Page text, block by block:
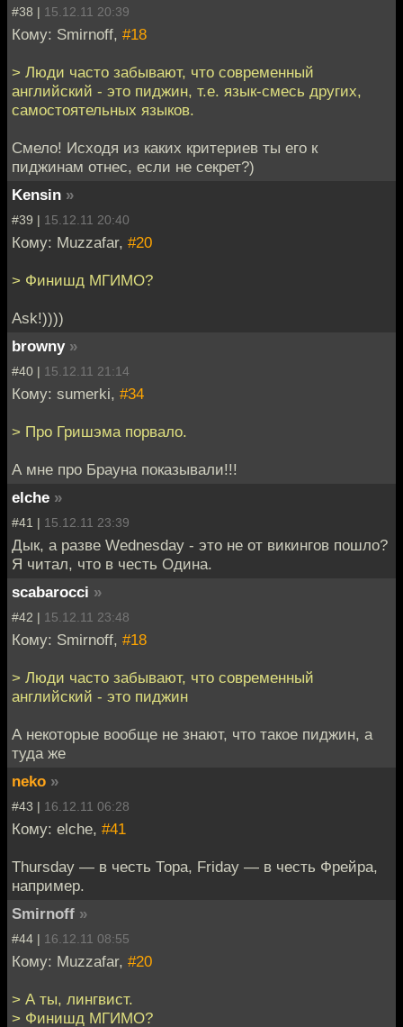
#38 | 15.12.11 20:39
Кому: Smirnoff, #18
> Люди часто забывают, что современный
английский - это пиджин, т.е. язык-смесь других,
самостоятельных языков.
Смело! Исходя из каких критериев ты его к
пиджинам отнес, если не секрет?)
Kensin »
#39 | 15.12.11 20:40
Кому: Muzzafar, #20
> Финишд МГИМО?
Ask!))))
browny »
#40 | 15.12.11 21:14
Кому: sumerki, #34
> Про Гришэма порвало.
А мне про Брауна показывали!!!
elche »
#41 | 15.12.11 23:39
Дык, а разве Wednesday - это не от викингов пошло?
Я читал, что в честь Одина.
scabarocci »
#42 | 15.12.11 23:48
Кому: Smirnoff, #18
> Люди часто забывают, что современный
английский - это пиджин
А некоторые вообще не знают, что такое пиджин, а
туда же
neko »
#43 | 16.12.11 06:28
Кому: elche, #41
Thursday — в честь Тора, Friday — в честь Фрейра,
например.
Smirnoff »
#44 | 16.12.11 08:55
Кому: Muzzafar, #20
> А ты, лингвист.
> Финишд МГИМО?